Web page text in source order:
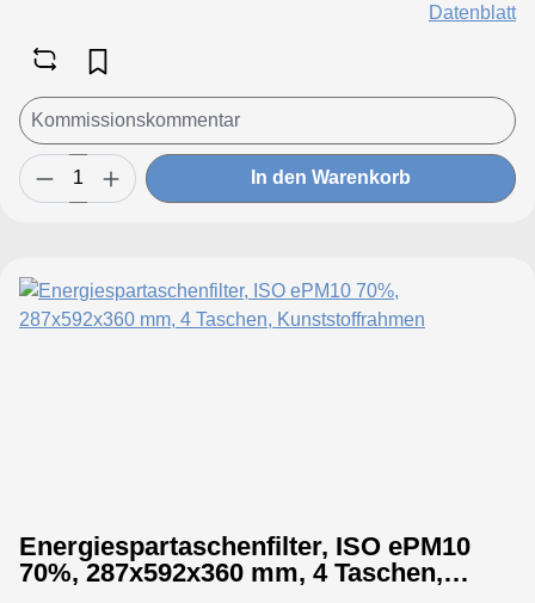
Datenblatt
In den Warenkorb
Energiespartaschenfilter, ISO ePM10
70%, 287x592x360 mm, 4 Taschen,